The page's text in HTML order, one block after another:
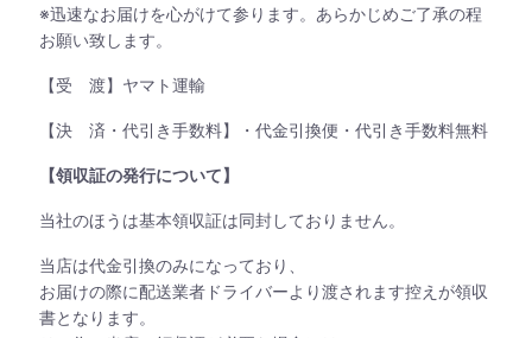
※迅速なお届けを心がけて参ります。あらかじめご了承の程
お願い致します。
【受 渡】ヤマト運輸
【決 済・代引き手数料】・代金引換便・代引き手数料無料
【領収証の発行について】
当社のほうは基本領収証は同封しておりません。
当店は代金引換のみになっており、
お届けの際に配送業者ドライバーより渡されます控えが領収
書となります。